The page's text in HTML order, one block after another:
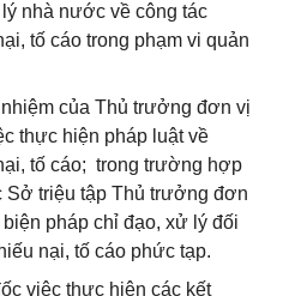
nhà nước về công tác
tố cáo trong phạm vi quản
của Thủ trưởng đơn vị
thực hiện pháp luật về
tố cáo; trong trường hợp
Sở triệu tập Thủ trưởng đơn
pháp chỉ đạo, xử lý đối
nại, tố cáo phức tạp.
việc thực hiện các kết